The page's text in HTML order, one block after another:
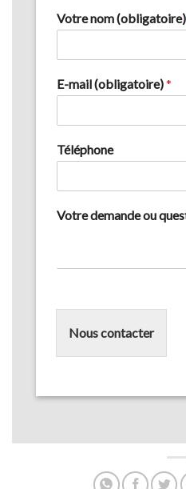
Votre nom (obligatoire)
E-mail (obligatoire)*
Téléphone
Votre demande ou
Nous contacter